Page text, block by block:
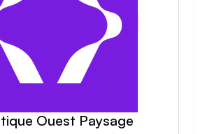
Ouest Paysage